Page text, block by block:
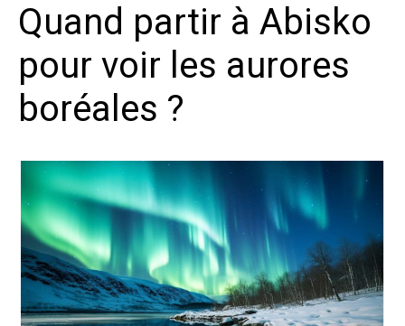
Quand partir à Abisko
pour voir les aurores
boréales ?